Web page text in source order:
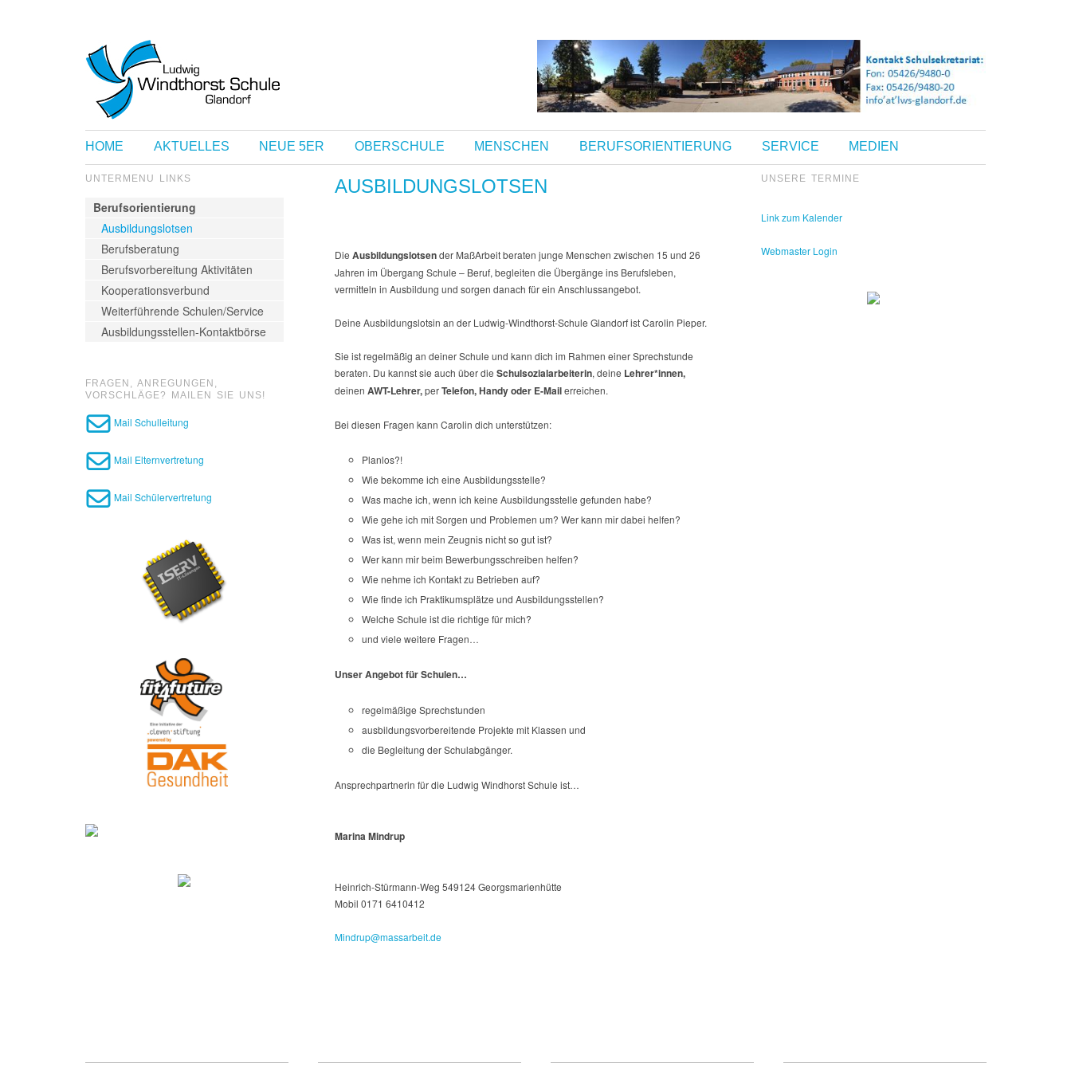
HOME AKTUELLES NEUE 5ER OBERSCHULE MENSCHEN BERUFSORIENTIERUNG SERVICE MEDIEN
UNTERMENU LINKS
Berufsorientierung
Ausbildungslotsen
Berufsberatung
Berufsvorbereitung Aktivitäten
Kooperationsverbund
Weiterführende Schulen/Service
Ausbildungsstellen-Kontaktbörse
FRAGEN, ANREGUNGEN,
VORSCHLÄGE? MAILEN SIE UNS!
Mail Schulleitung
Mail Elternvertretung
Mail Schülervertretung
AUSBILDUNGSLOTSEN
DieAusbildungslotsender MaßArbeit beraten junge Menschen zwischen 15 und 26
Jahren im Übergang Schule – Beruf, begleiten die Übergänge ins Berufsleben,
vermitteln in Ausbildung und sorgen danach für ein Anschlussangebot.
Deine Ausbildungslotsin an der Ludwig-Windthorst-Schule Glandorf ist Carolin Pieper.
Sie ist regelmäßig an deiner Schule und kann dich im Rahmen einer Sprechstunde
beraten. Du kannst sie auch über dieSchulsozialarbeiterin, deine Lehrer*innen,
deinenAWT-Lehrer,perTelefon, Handy oder E-Mailerreichen.
Bei diesen Fragen kann Carolin dich unterstützen:
Planlos?!
Wie bekomme ich eine Ausbildungsstelle?
Was mache ich, wenn ich keine Ausbildungsstelle gefunden habe?
Wie gehe ich mit Sorgen und Problemen um? Wer kann mir dabei helfen?
Was ist, wenn mein Zeugnis nicht so gut ist?
Wer kann mir beim Bewerbungsschreiben helfen?
Wie nehme ich Kontakt zu Betrieben auf?
Wie finde ich Praktikumsplätze und Ausbildungsstellen?
Welche Schule ist die richtige für mich?
und viele weitere Fragen…
Unser Angebot für Schulen…
regelmäßige Sprechstunden
ausbildungsvorbereitende Projekte mit Klassen und
die Begleitung der Schulabgänger.
Ansprechpartnerin für die Ludwig Windhorst Schule ist…
Marina Mindrup
Heinrich-Stürmann-Weg 549124 Georgsmarienhütte
Mobil 0171 6410412
Mindrup@massarbeit.de
UNSERE TERMINE
Link zum Kalender
Webmaster Login